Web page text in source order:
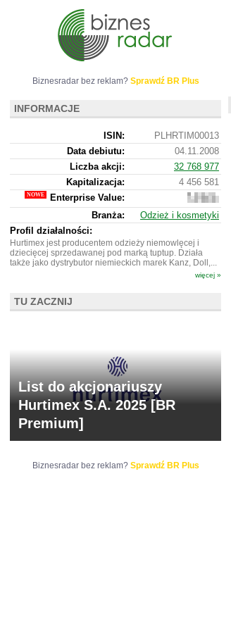
Biznesradar bez reklam? Sprawdź BR Plus
INFORMACJE
ISIN:
PLHRTIM00013
Data debiutu:
04.11.2008
Liczba akcji:
32 768 977
Kapitalizacja:
4 456 581
Enterprise Value:
878
581
Branża:
Odzież i kosmetyki
Profil działalności:
Hurtimex jest producentem odzieży niemowlęcej i
dziecięcej sprzedawanej pod marką tuptup. Działa
także jako dystrybutor niemieckich marek Kanz, Doll,...
więcej »
TU ZACZNIJ
List do akcjonariuszy
Hurtimex S.A. 2025 [BR
Premium]
Biznesradar bez reklam? Sprawdź BR Plus